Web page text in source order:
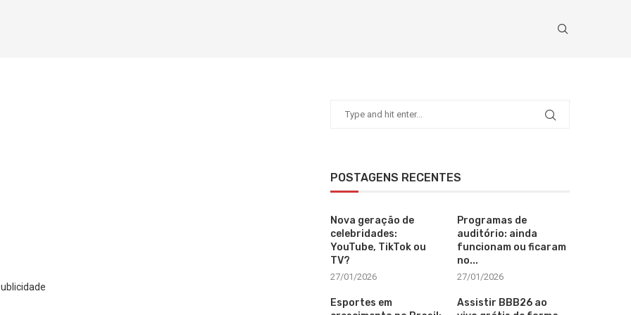
POSTAGENS RECENTES
Nova geração de
celebridades:
YouTube, TikTok ou
TV?
27/01/2026
Programas de
auditório: ainda
funcionam ou ficaram
no...
27/01/2026
Esportes em
Assistir BBB26 ao